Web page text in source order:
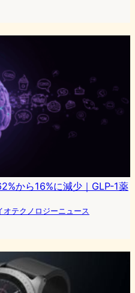
から16%に減少｜GLP-1薬
オテクノロジーニュース